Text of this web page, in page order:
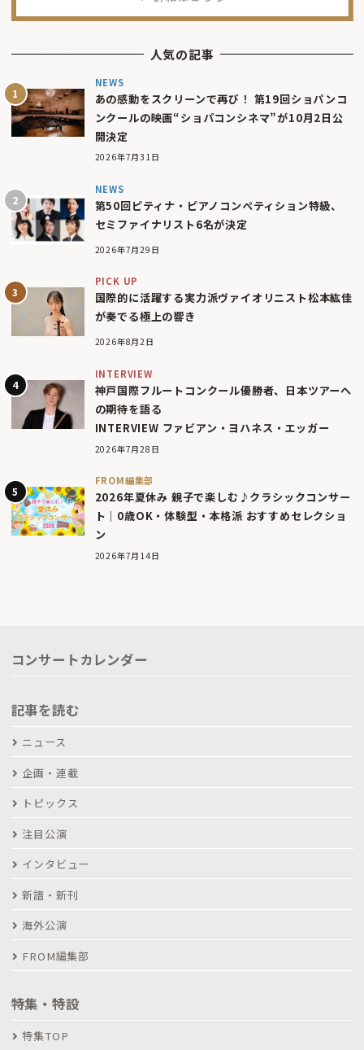
人気の記事
NEWS
あの感動をスクリーンで再び！ 第19回ショパンコ
ンクールの映画“ショパコンシネマ”が10月2日公
開決定
2026年7月31日
NEWS
第50回ピティナ・ピアノコンペティション特級、
セミファイナリスト6名が決定
2026年7月29日
PICK UP
国際的に活躍する実力派ヴァイオリニスト松本紘佳
が奏でる極上の響き
2026年8月2日
INTERVIEW
神戸国際フルートコンクール優勝者、日本ツアーへ
の期待を語る
INTERVIEW ファビアン・ヨハネス・エッガー
2026年7月28日
FROM編集部
2026年夏休み 親子で楽しむ♪クラシックコンサー
ト｜0歳OK・体験型・本格派 おすすめセレクショ
ン
2026年7月14日
コンサートカレンダー
記事を読む
ニュース
企画・連載
トピックス
注目公演
インタビュー
新譜・新刊
海外公演
FROM編集部
特集・特設
特集TOP